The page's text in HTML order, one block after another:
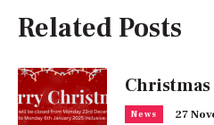
Related Posts
News 27